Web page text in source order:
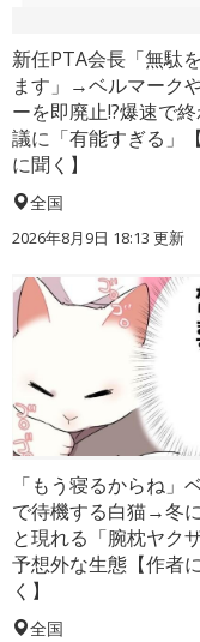
新任PTA会長「無駄
ます」→ベルマーク
ーを即廃止!?爆速で
議に「有能すぎる」
に聞く】
全国
2026年8月9日 18:13 更新
「もう寝るからね」
で待機する白猫→冬
と現れる「腕枕ヤク
予想外な生態【作者
く】
全国